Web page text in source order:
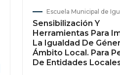
Escuela Municipal de
Sensibilización Y
Herramientas Para
La Igualdad De
Ámbito Local. Para
De Entidades